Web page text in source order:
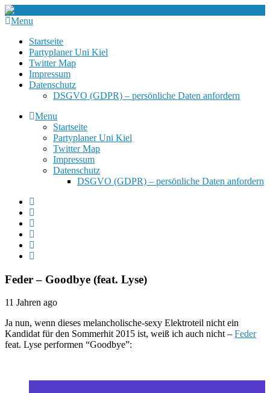
Menu
Startseite
Partyplaner Uni Kiel
Twitter Map
Impressum
Datenschutz
DSGVO (GDPR) – persönliche Daten anfordern
Menu
Startseite
Partyplaner Uni Kiel
Twitter Map
Impressum
Datenschutz
DSGVO (GDPR) – persönliche Daten anfordern
Feder – Goodbye (feat. Lyse)
11 Jahren ago
Ja nun, wenn dieses melancholische-sexy Elektroteil nicht ein
Kandidat für den Sommerhit 2015 ist, weiß ich auch nicht – Feder
feat. Lyse performen “Goodbye”: